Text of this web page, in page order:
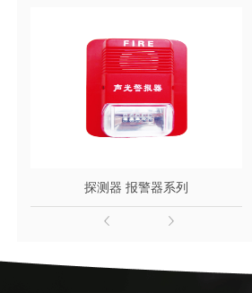
探测器 报警器系列